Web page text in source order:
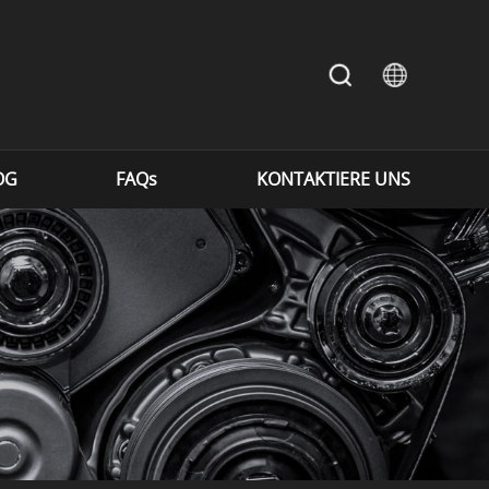
FAQs KONTAKTIERE UNS